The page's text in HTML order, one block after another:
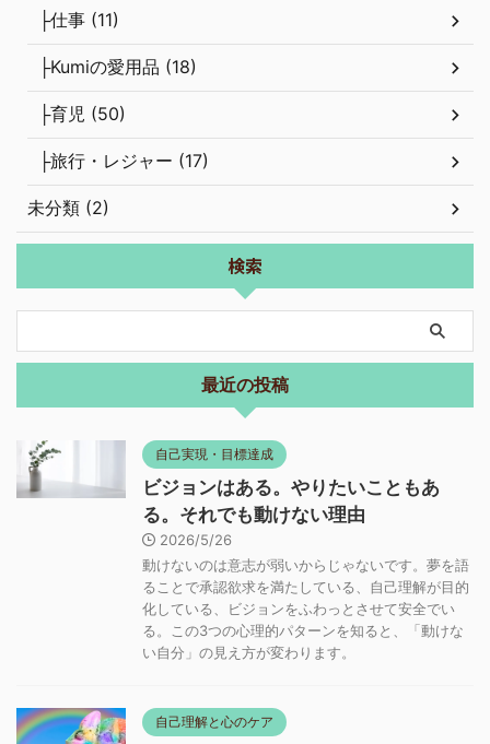
├仕事 (11)
├Kumiの愛用品 (18)
├育児 (50)
├旅行・レジャー (17)
未分類 (2)
検索
最近の投稿
自己実現・目標達成
ビジョンはある。やりたいこともあ
る。それでも動けない理由
2026/5/26
動けないのは意志が弱いからじゃないです。夢を語
ることで承認欲求を満たしている、自己理解が目的
化している、ビジョンをふわっとさせて安全でい
る。この3つの心理的パターンを知ると、「動けな
い自分」の見え方が変わります。
自己理解と心のケア